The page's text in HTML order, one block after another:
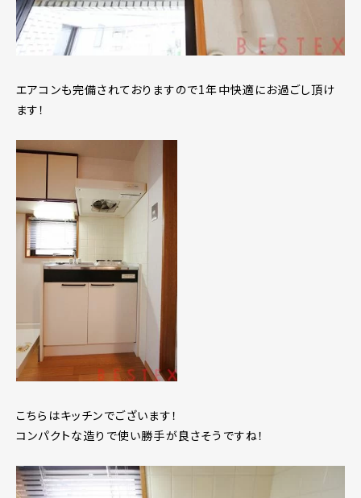
エアコンも完備されておりますので1年中快適にお過ごし頂け
ます！
こちらはキッチンでございます！
コンパクトな造りで使い勝手が良さそうですね！